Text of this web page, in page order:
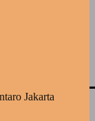
Jakarta